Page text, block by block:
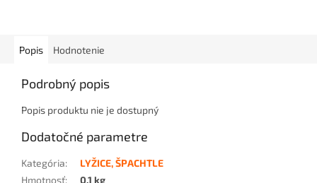
Popis Hodnotenie
Podrobný popis
Popis produktu nie je dostupný
Dodatočné parametre
Kategória:
LYŽICE, ŠPACHTLE
Hmotnosť:
0.1 kg